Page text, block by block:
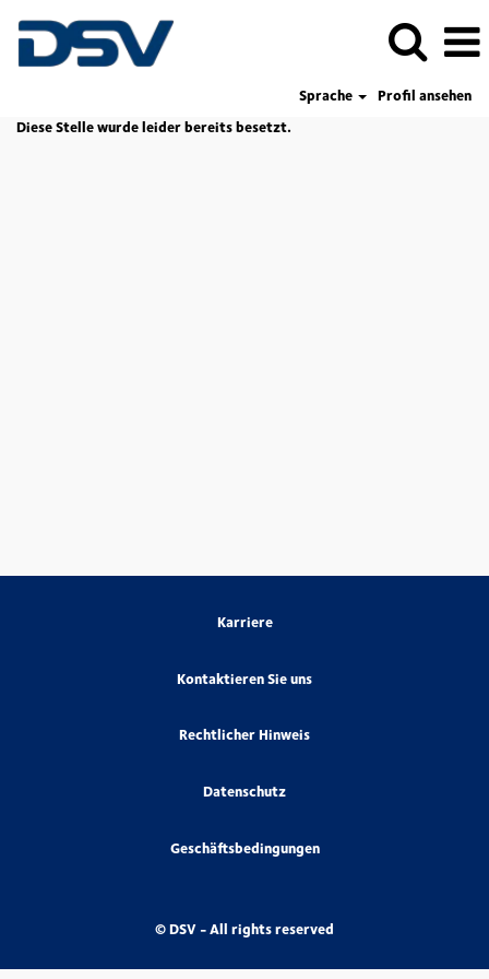
Sprache
Profil ansehen
Diese Stelle wurde leider bereits besetzt.
Karriere
Kontaktieren Sie uns
Rechtlicher Hinweis
Datenschutz
Geschäftsbedingungen
© DSV - All rights reserved